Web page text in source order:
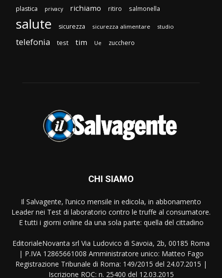
plastica privacy richiamo ritiro salmonella
salute sicurezza sicurezza alimentare studio
telefonia test tim Ue zucchero
CHI SIAMO
Il Salvagente, l’unico mensile in edicola, in abbonamento
Leader nei Test di laboratorio contro le truffe al consumatore.
E tutti i giorni online da una sola parte: quella del cittadino
EditorialeNovanta srl Via Ludovico di Savoia, 2b, 00185 Roma
| P.IVA 12865661008 Amministratore unico: Matteo Fago
Registrazione Tribunale di Roma: 149/2015 del 24.07.2015 |
Iscrizione ROC: n. 25400 del 12.03.2015